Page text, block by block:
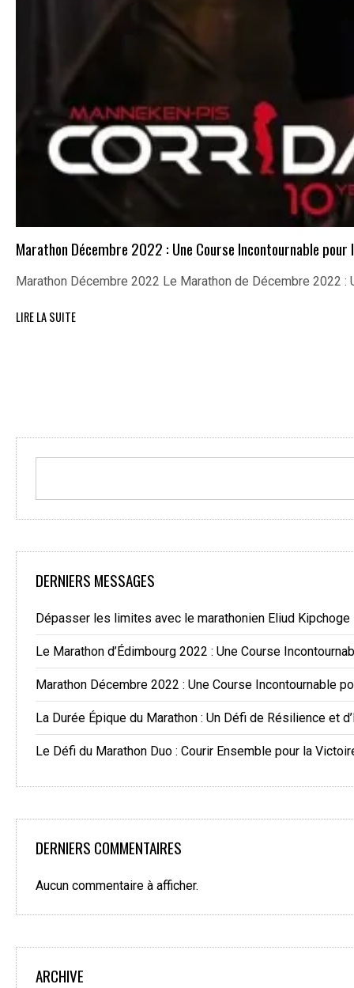
Marathon Décembre 2022 : Une Course Incontournable pour
Marathon Décembre 2022 Le Marathon de Décembre 2022
LIRE LA SUITE
DERNIERS MESSAGES
Dépasser les limites avec le marathonien Eliud Kipchoge
Le Marathon d’Édimbourg 2022 : Une Course
Marathon Décembre 2022 : Une Course Incontournable
La Durée Épique du Marathon : Un Défi de Résilience et
Le Défi du Marathon Duo : Courir Ensemble pour la
DERNIERS COMMENTAIRES
Aucun commentaire à afficher.
ARCHIVE